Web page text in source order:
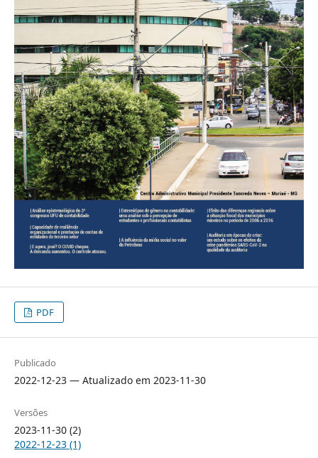
PDF
Publicado
2022-12-23 — Atualizado em 2023-11-30
Versões
2023-11-30 (2)
2022-12-23 (1)